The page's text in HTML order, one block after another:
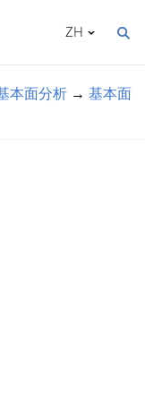
ZH
本面分析 → 基本面